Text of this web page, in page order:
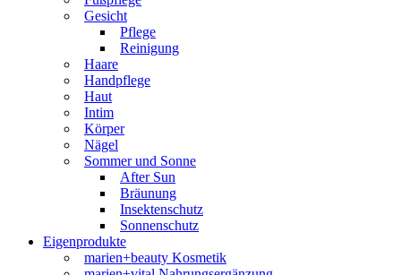
Gesicht
Pflege
Reinigung
Haare
Handpflege
Haut
Intim
Körper
Nägel
Sommer und Sonne
After Sun
Bräunung
Insektenschutz
Sonnenschutz
Eigenprodukte
marien+beauty Kosmetik